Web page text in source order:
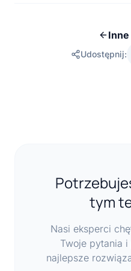
Udostępnij:
tym
Nasi eksperci
Twoje pytania
najlepsze